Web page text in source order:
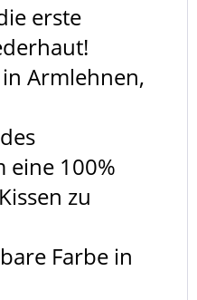
erste
Armlehnen,
eine 100%
zu
Farbe in